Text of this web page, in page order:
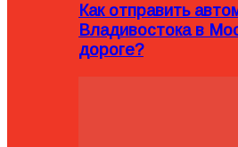
Как отправить
Владивостока в
дороге?